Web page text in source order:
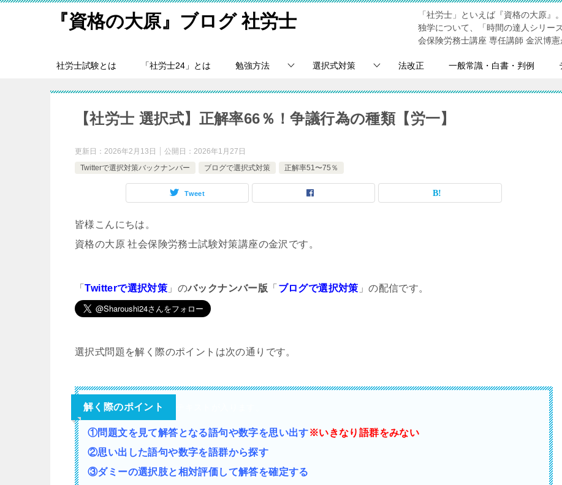
『資格の大原』ブログ 社労士
「社労士」といえば『資格の大原』
独学について、「時間の達人シリー
会保険労務士講座 専任講師 金沢博憲
社労士試験とは 「社労士24」とは 勉強方法 選択式対策 法改正 一般常識・白書・判例
【社労士 選択式】正解率66％！争議行為の種類【労一】
更新日： 2026年2月13日 公開日： 2026年1月27日
Twitterで選択対策バックナンバー
ブログで選択式対策 正解率51〜75％
Tweet
皆様こんにちは。
資格の大原 社会保険労務士試験対策講座の金沢です。
「Twitterで選択対策 」のバックナンバー版 「 ブログで選択対策 」の配信です。
選択式問題を解く際のポイントは次の通りです。
解く際のポイント
①問題文を見て解答となる語句や数字を思い出す※いきなり語群をみない
②思い出した語句や数字を語群から探す
③ダミーの選択肢と相対評価して解答を確定する